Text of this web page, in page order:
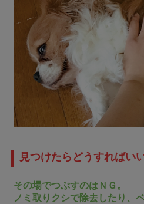
見つけたらどうすればい
その場でつぶすのはＮＧ。
ノミ取りクシで除去したり、